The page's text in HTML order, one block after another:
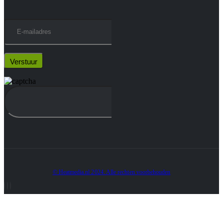
© Heatmedia.nl 2024. Alle rechten voorbehouden